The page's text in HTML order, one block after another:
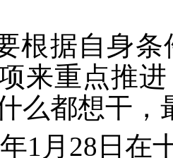
根据自身
来重点推
么都想干，
1月28日在